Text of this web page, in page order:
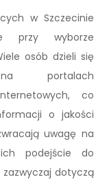
w Szczecinie
przy wyborze
osób dzieli się
portalach
co
o jakości
uwagę na
podejście do
dotyczą